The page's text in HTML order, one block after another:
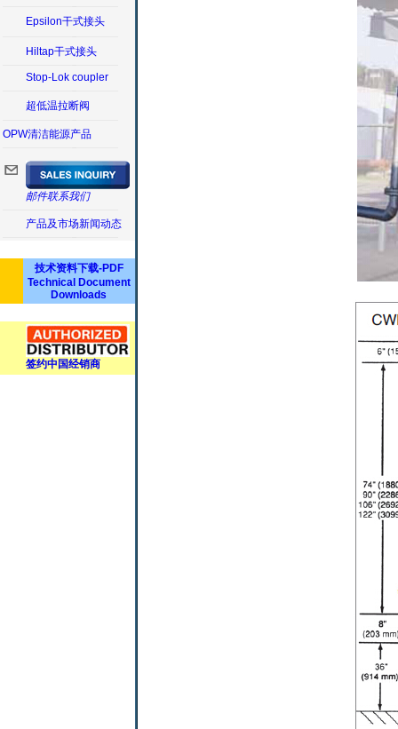
Epsilon干式接头
Hiltap干式接头
Stop-Lok coupler
超低温拉断阀
OPW清洁能源产品
邮件联系我们
产品及市场新闻动态
技术资料下载-PDF
Technical Document
Downloads
签约中国经销商